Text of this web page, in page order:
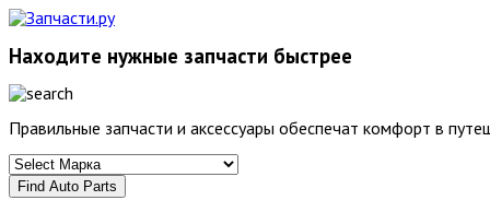
Находите нужные запчасти быстрее
Правильные запчасти и аксессуары обеспечат комфорт в
Find Auto Parts